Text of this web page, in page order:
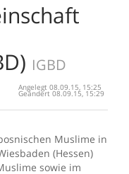
IGBD
Angelegt 08.09.15, 15:25
Geändert 08.09.15, 15:29
Muslime in
(Hessen)
sowie im